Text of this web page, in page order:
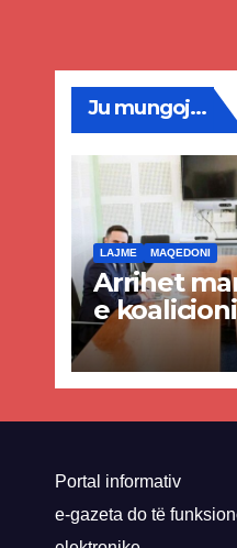
Ju mungoj...
LAJME MAQEDONI
Arrihet
e
parim mes
dhe
Portal informativ
e-gazeta do të